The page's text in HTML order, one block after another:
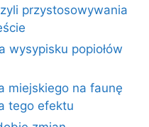
przystosowywania
wysypisku popiołów
miejskiego na faunę
tego efektu